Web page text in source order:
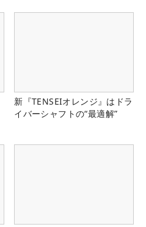
新『TENSEIオレンジ』はドラ
イバーシャフトの“最適解”